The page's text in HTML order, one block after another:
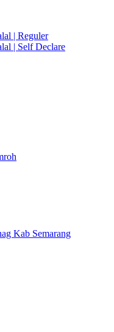
| Reguler
| Self Declare
Kab Semarang